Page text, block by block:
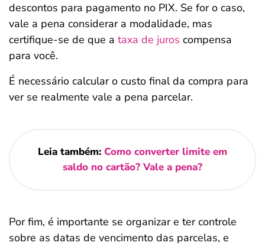
descontos para pagamento no PIX. Se for o caso,
vale a pena considerar a modalidade, mas
certifique-se de que a taxa de juros compensa
para você.
É necessário calcular o custo final da compra para
ver se realmente vale a pena parcelar.
Leia também: Como converter limite em
saldo no cartão? Vale a pena?
Por fim, é importante se organizar e ter controle
sobre as datas de vencimento das parcelas, e